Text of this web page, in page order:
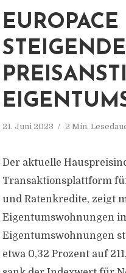
21. Juni 2023 2 Min.
Der aktuelle
Transaktionsplattform
und Ratenkredite, zeigt
Eigentumswohnungen
Eigentumswohnungen
etwa 0,32 Prozent auf